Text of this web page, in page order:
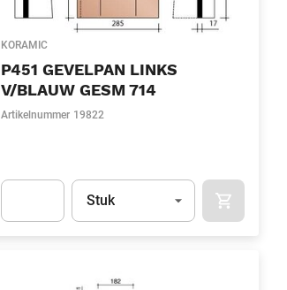
KORAMIC
P451 GEVELPAN LINKS
V/BLAUW GESM 714
Artikelnummer 19822
Eenheid
Stuk